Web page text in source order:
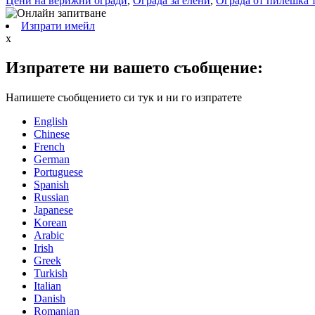
Изпрати имейл
x
Изпратете ни вашето съобщение:
Напишете съобщението си тук и ни го изпратете
English
Chinese
French
German
Portuguese
Spanish
Russian
Japanese
Korean
Arabic
Irish
Greek
Turkish
Italian
Danish
Romanian